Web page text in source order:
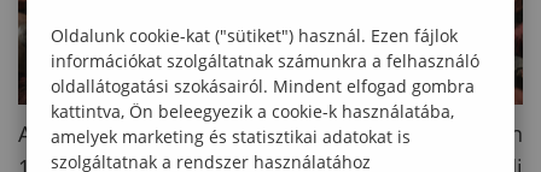
A kulturális programok sorátjúnius 9-én
, kedden
Oldalunk cookie-kat ("sütiket") használ. Ezen fájlok
információkat szolgáltatnak számunkra a felhasználó
oldallátogatási szokásairól. Mindent elfogad gombra
kattintva, Ön beleegyezik a cookie-k használatába,
amelyek marketing és statisztikai adatokat is
szolgáltatnak a rendszer használatához